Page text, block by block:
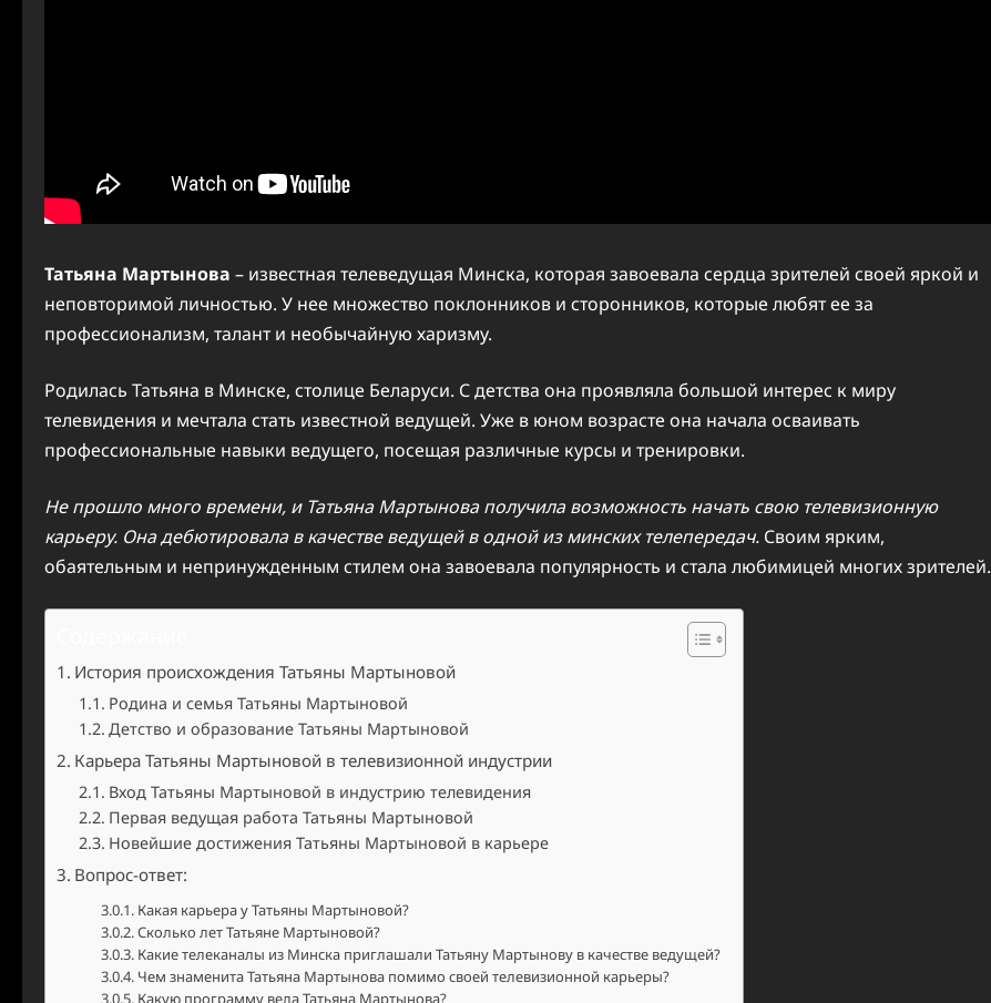
Татьяна Мартынова – известная телеведущая Минска, которая завоевала сердца зрителей своей яркой и
неповторимой личностью. У нее множество поклонников и сторонников, которые любят ее за
профессионализм, талант и необычайную харизму.
Родилась Татьяна в Минске, столице Беларуси. С детства она проявляла большой интерес к миру
телевидения и мечтала стать известной ведущей. Уже в юном возрасте она начала осваивать
профессиональные навыки ведущего, посещая различные курсы и тренировки.
Не прошло много времени, и Татьяна Мартынова получила возможность начать свою телевизионную
карьеру. Она дебютировала в качестве ведущей в одной из минских телепередач. Своим ярким,
обаятельным и непринужденным стилем она завоевала популярность и стала любимицей многих зрителей.
История происхождения Татьяны Мартыновой
Родина и семья Татьяны Мартыновой
Детство и образование Татьяны Мартыновой
Карьера Татьяны Мартыновой в телевизионной индустрии
Вход Татьяны Мартыновой в индустрию телевидения
Первая ведущая работа Татьяны Мартыновой
Новейшие достижения Татьяны Мартыновой в карьере
Вопрос-ответ:
Какая карьера у Татьяны Мартыновой?
Сколько лет Татьяне Мартыновой?
Какие телеканалы из Минска приглашали Татьяну Мартынову в качестве ведущей?
Чем знаменита Татьяна Мартынова помимо своей телевизионной карьеры?
Какую программу вела Татьяна Мартынова?